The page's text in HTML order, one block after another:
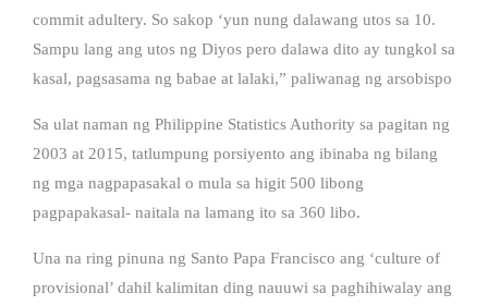
commit adultery. So sakop ‘yun nung dalawang utos sa 10.
Sampu lang ang utos ng Diyos pero dalawa dito ay tungkol sa
kasal, pagsasama ng babae at lalaki,” paliwanag ng arsobispo
Sa ulat naman ng Philippine Statistics Authority sa pagitan ng
2003 at 2015, tatlumpung porsiyento ang ibinaba ng bilang
ng mga nagpapasakal o mula sa higit 500 libong
pagpapakasal- naitala na lamang ito sa 360 libo.
Una na ring pinuna ng Santo Papa Francisco ang ‘culture of
provisional’ dahil kalimitan ding nauuwi sa paghihiwalay ang